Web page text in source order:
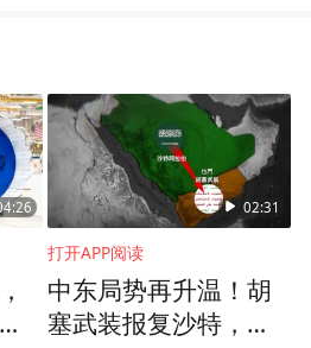
02:31
打开APP阅读
中东局势再升温！胡
塞武装报复沙特，谋